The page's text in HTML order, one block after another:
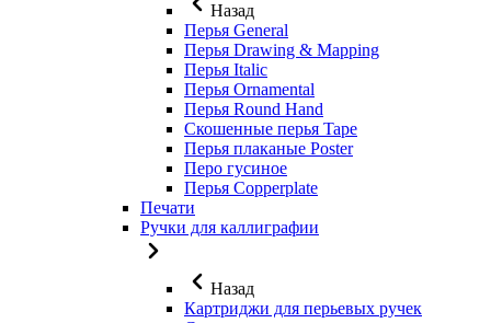
Назад
Перья General
Перья Drawing & Mapping
Перья Italic
Перья Ornamental
Перья Round Hand
Скошенные перья Tape
Перья плаканые Poster
Перо гусиное
Перья Copperplate
Печати
Ручки для каллиграфии
Назад
Картриджи для перьевых ручек